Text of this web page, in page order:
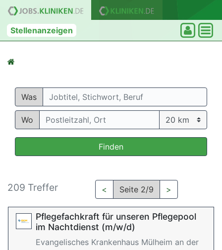
Stellenanzeigen
Was
Wo
Finden
209 Treffer < Seite 2/9 >
Pflegefachkraft für unseren Pflegepool
im Nachtdienst (m/w/d)
Evangelisches Krankenhaus Mülheim an der